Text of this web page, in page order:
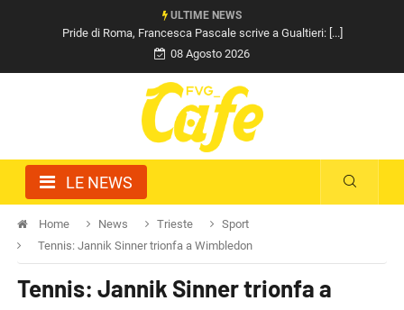
ULTIME NEWS
Pride di Roma, Francesca Pascale scrive a Gualtieri: [...]
08 Agosto 2026
LE NEWS
Home News Trieste
Sport
Tennis: Jannik Sinner trionfa a Wimbledon
Tennis: Jannik Sinner trionfa a